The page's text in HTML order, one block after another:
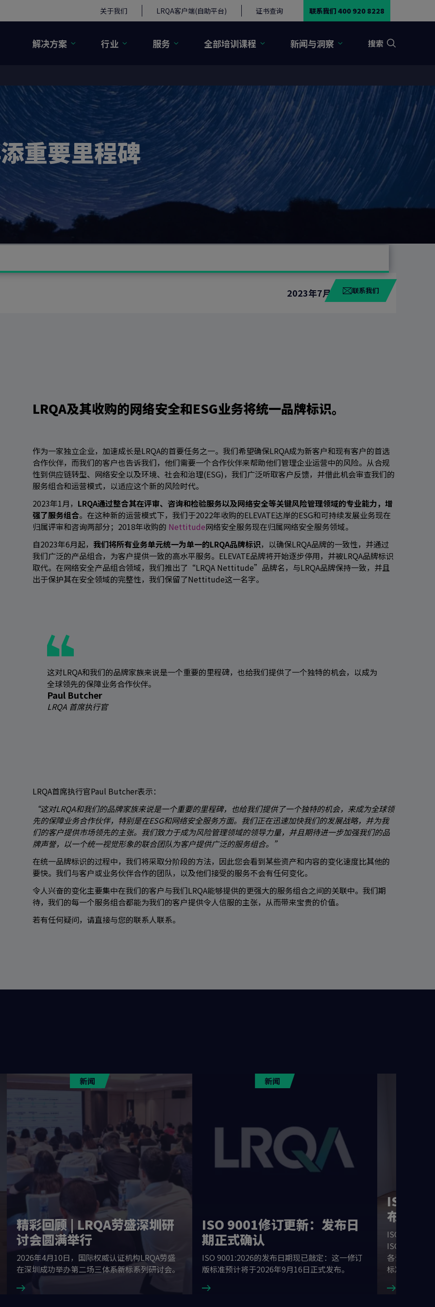
关于我们 LRQA客户端(自助平台) 证书查询 联系我们 400 920 8228
解决方案 行业 服务 全部培训课程 新闻与洞察 搜索
重要里程碑
联系我们
2023年7月10日星期一
LRQA及其收购的网络安全和ESG业务将统一品牌标识。
作为一家独立企业，加速成长是LRQA的首要任务之一。我们希望确保LRQA成为新客户和现有客户的首选
合作伙伴，而我们的客户也告诉我们，他们需要一个合作伙伴来帮助他们管理企业运营中的风险。从合规
性到供应链转型、网络安全以及环境、社会和治理(ESG)，我们广泛听取客户反馈，并借此机会审查我们的
服务组合和运营模式，以适应这个新的风险时代。
2023年1月， LRQA通过整合其在评审、咨询和检验服务以及网络安全等关键风险管理领域的专业能力，增
强了服务组合。在这种新的运营模式下，我们于2022年收购的ELEVATE达岸的ESG和可持续发展业务现在
归属评审和咨询两部分；2018年收购的 Nettitude网络安全服务现在归属网络安全服务领域。
自2023年6月起， 我们将所有业务单元统一为单一的LRQA品牌标识，以确保LRQA品牌的一致性，并通过
我们广泛的产品组合，为客户提供一致的高水平服务。ELEVATE品牌将开始逐步停用，并被LRQA品牌标识
取代。在网络安全产品组合领域，我们推出了“LRQA Nettitude”品牌名，与LRQA品牌保持一致，并且
出于保护其在安全领域的完整性，我们保留了Nettitude这一名字。
这对LRQA和我们的品牌家族来说是一个重要的里程碑，也给我们提供了一个独特的机会，以成为
全球领先的保障业务合作伙伴。
LRQA 首席执行官
Paul Butcher
LRQA首席执行官Paul Butcher表示：
“这对LRQA和我们的品牌家族来说是一个重要的里程碑，也给我们提供了一个独特的机会，来成为全球领
先的保障业务合作伙伴，特别是在ESG和网络安全服务方面。我们正在迅速加快我们的发展战略，并为我
们的客户提供市场领先的主张。我们致力于成为风险管理领域的领导力量，并且期待进一步加强我们的品
牌声誉，以一个统一视觉形象的联合团队为客户提供广泛的服务组合。”
在统一品牌标识的过程中，我们将采取分阶段的方法，因此您会看到某些资产和内容的变化速度比其他的
要快。我们与客户或业务伙伴合作的团队，以及他们接受的服务不会有任何变化。
令人兴奋的变化主要集中在我们的客户与我们LRQA能够提供的更强大的服务组合之间的关联中。我们期
待，我们的每一个服务组合都能为我们的客户提供令人信服的主张，从而带来宝贵的价值。
若有任何疑问，请直接与您的联系人联系。
精彩回顾 | LRQA劳盛深圳研
讨会圆满举行
新闻
2026年4月10日，国际权威认证机构LRQA劳盛
在深圳成功举办第二场三体系新标系列研讨会。
ISO 9001修订更新：发布日
期正式确认
新闻
ISO 9001:2026的发布日期现已敲定：这一修订
版标准预计将于2026年9月16日正式发布。
ISO
布：过
ISO
ISO
各认证组织
标准的过渡。